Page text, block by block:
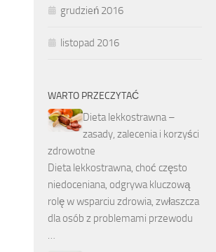
grudzień 2016
listopad 2016
WARTO PRZECZYTAĆ
Dieta lekkostrawna –
zasady, zalecenia i korzyści
zdrowotne
Dieta lekkostrawna, choć często
niedoceniana, odgrywa kluczową
rolę w wsparciu zdrowia, zwłaszcza
dla osób z problemami przewodu
…